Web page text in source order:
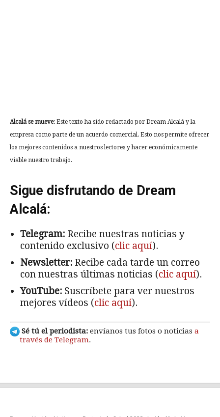
Alcalá se mueve: Este texto ha sido redactado por Dream Alcalá y la
empresa como parte de un acuerdo comercial. Esto nos permite ofrecer
los mejores contenidos a nuestros lectores y hacer económicamente
viable nuestro trabajo.
Sigue disfrutando de Dream
Alcalá:
Telegram: Recibe nuestras noticias y
contenido exclusivo (clic aquí).
Newsletter: Recibe cada tarde un correo
con nuestras últimas noticias (clic aquí).
YouTube: Suscríbete para ver nuestros
mejores vídeos (clic aquí).
Sé tú el periodista: envíanos tus fotos o noticias a
través de Telegram.